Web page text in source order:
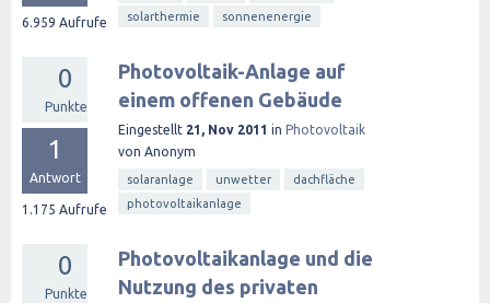
6.959 Aufrufe
solarthermie
sonnenenergie
0
Punkte
1
Antwort
1.175 Aufrufe
Photovoltaik-Anlage auf
einem offenen Gebäude
Eingestellt 21, Nov 2011 in Photovoltaik
von Anonym
solaranlage unwetter
dachfläche
photovoltaikanlage
0
Punkte
Photovoltaikanlage und die
Nutzung des privaten